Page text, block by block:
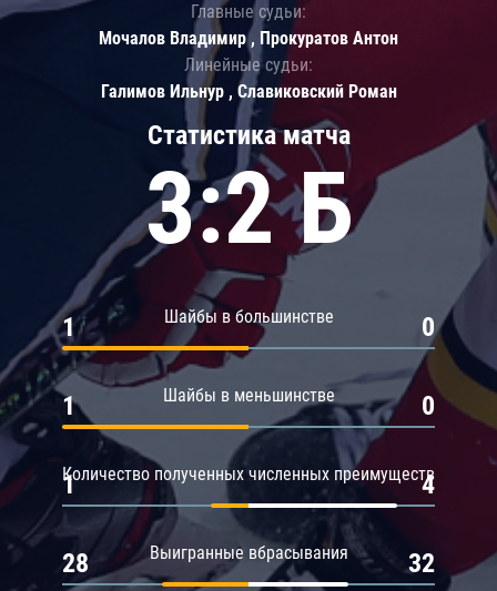
Статистика матча
3:2 Б
Шайбы в большинстве
1 0
Шайбы в меньшинстве
1 0
Количество полученных численных преимуществ
1 4
Выигранные вбрасывания
28 32
Главные судьи:
Мочалов Владимир , Прокуратов Антон
Линейные судьи:
Галимов Ильнур , Славиковский Роман